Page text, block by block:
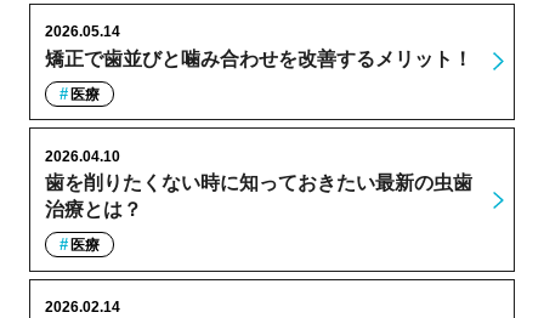
矯正で歯並びと噛み合わせを改善するメリット！
2026.05.14
医療
歯を削りたくない時に知っておきたい最新の虫歯
治療とは？
2026.04.10
医療
2026.02.14